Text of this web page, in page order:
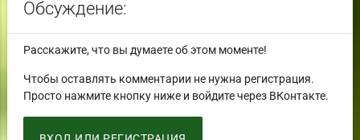
Обсуждение:
Расскажите, что вы думаете об этом моменте!
Чтобы оставлять комментарии не нужна регистрация.
Просто нажмите кнопку ниже и войдите через ВКонтакте.